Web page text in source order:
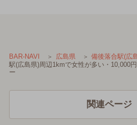
BAR-NAVI 広島県 備後落合駅(広
駅(広島県)周辺1kmで女性が多い・10,000
ー
関連ページ